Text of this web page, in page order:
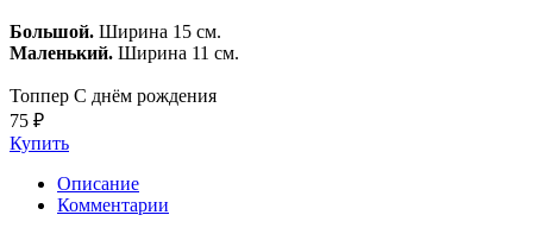
Большой. Ширина 15 см.
Маленький. Ширина 11 см.
Топпер С днём рождения
75 ₽
Купить
Описание
Комментарии